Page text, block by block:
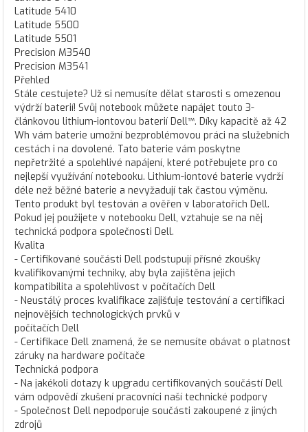
Latitude 5410
Latitude 5500
Latitude 5501
Precision M3540
Precision M3541
Přehled
Stále cestujete? Už si nemusíte dělat starosti s omezenou
výdrží baterií! Svůj notebook můžete napájet touto 3-
článkovou lithium-iontovou baterií Dell™. Díky kapacitě až 42
Wh vám baterie umožní bezproblémovou práci na služebních
cestách i na dovolené. Tato baterie vám poskytne
nepřetržité a spolehlivé napájení, které potřebujete pro co
nejlepší využívání notebooku. Lithium-iontové baterie vydrží
déle než běžné baterie a nevyžadují tak častou výměnu.
Tento produkt byl testován a ověřen v laboratořích Dell.
Pokud jej použijete v notebooku Dell, vztahuje se na něj
technická podpora společnosti Dell.
Kvalita
- Certifikované součásti Dell podstupují přísné zkoušky
kvalifikovanými techniky, aby byla zajištěna jejich
kompatibilita a spolehlivost v počítačích Dell
- Neustálý proces kvalifikace zajišťuje testování a certifikaci
nejnovějších technologických prvků v
počítačích Dell
- Certifikace Dell znamená, že se nemusíte obávat o platnost
záruky na hardware počítače
Technická podpora
- Na jakékoli dotazy k upgradu certifikovaných součástí Dell
vám odpovědí zkušení pracovníci naší technické podpory
- Společnost Dell nepodporuje součásti zakoupené z jiných
zdrojů